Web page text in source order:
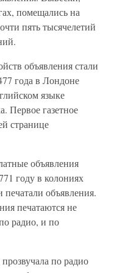
помещались на
пять тысячелетий
объявления стали
года в Лондоне
языке
Первое газетное
странице
объявления
году в колониях
печатали объявления.
печатаются не
радио, и по
по радио